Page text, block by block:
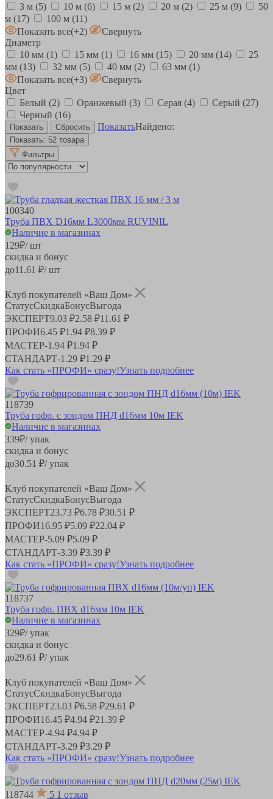
3 м (5) 10 м (6) 15 м (2) 20 м (2) 25 м (9)
50
м (17) 100 м (11)
Показать все(+2)
Свернуть
Диаметр
10 мм (1) 15 мм (1) 16 мм (15) 20 мм (14)
25
мм (13) 32 мм (5) 40 мм (2) 63 мм (1)
Показать все(+3)
Свернуть
Цвет
Белый (2) Оранжевый (3) Серая (4) Серый (27)
Черный (16)
ПоказатьНайдено:
Показать: 52 товара
Фильтры
100340
Труба ПВХ D16мм L3000мм RUVINIL
Наличие в магазинах
129₽/ шт
скидка и бонус
до11.61 ₽/ шт
Клуб покупателей «Ваш Дом»
СтатусСкидкаБонусВыгода
ЭКСПЕРТ9.03 ₽2.58 ₽11.61 ₽
ПРОФИ6.45 ₽1.94 ₽8.39 ₽
МАСТЕР-1.94 ₽1.94 ₽
СТАНДАРТ-1.29 ₽1.29 ₽
Как стать «ПРОФИ» сразу!Узнать подробнее
118739
Труба гофр. с зондом ПНД d16мм 10м IEK
Наличие в магазинах
339₽/ упак
скидка и бонус
до30.51 ₽/ упак
Клуб покупателей «Ваш Дом»
СтатусСкидкаБонусВыгода
ЭКСПЕРТ23.73 ₽6.78 ₽30.51 ₽
ПРОФИ16.95 ₽5.09 ₽22.04 ₽
МАСТЕР-5.09 ₽5.09 ₽
СТАНДАРТ-3.39 ₽3.39 ₽
Как стать «ПРОФИ» сразу!Узнать подробнее
118737
Труба гофр. ПВХ d16мм 10м IEK
Наличие в магазинах
329₽/ упак
скидка и бонус
до29.61 ₽/ упак
Клуб покупателей «Ваш Дом»
СтатусСкидкаБонусВыгода
ЭКСПЕРТ23.03 ₽6.58 ₽29.61 ₽
ПРОФИ16.45 ₽4.94 ₽21.39 ₽
МАСТЕР-4.94 ₽4.94 ₽
СТАНДАРТ-3.29 ₽3.29 ₽
Как стать «ПРОФИ» сразу!Узнать подробнее
118744 5 1 отзыв